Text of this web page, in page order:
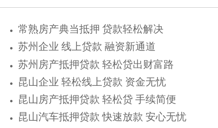
常熟房产典当抵押 贷款轻松解决
苏州企业 线上贷款 融资新通道
苏州房产抵押贷款 轻松贷出财富路
昆山企业 轻松线上贷款 资金无忧
昆山房产抵押贷款 轻松贷 手续简便
昆山汽车抵押贷款 快速放款 安心无忧